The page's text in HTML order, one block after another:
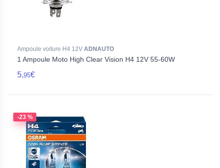
Ampoule voiture H4 12V ADNAUTO
1 Ampoule Moto High Clear Vision H4 12V 55-60W
5,95€
-23 %